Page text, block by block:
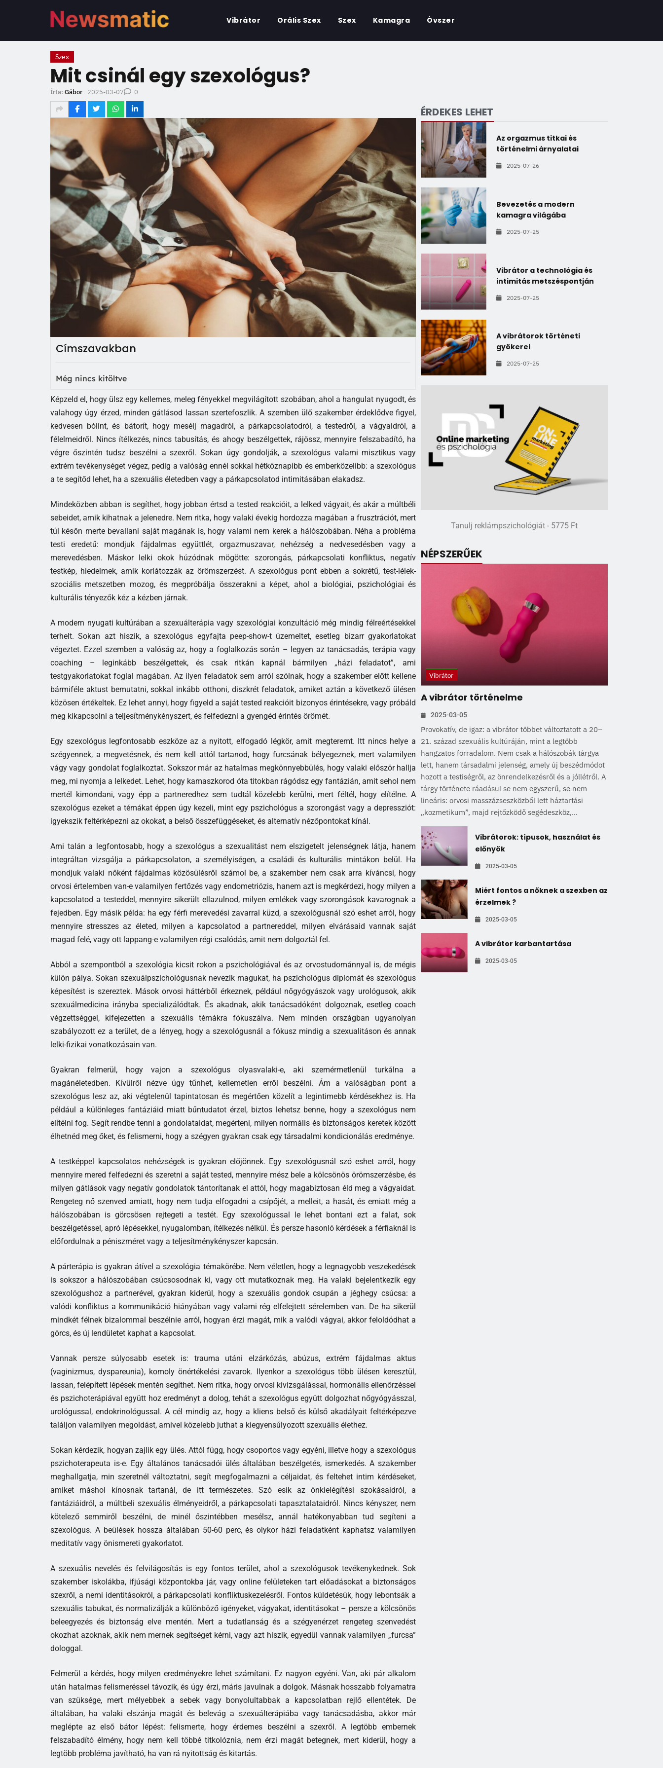
Vibrátor Orális Szex Szex Kamagra Óvszer
Szex
Mit csinál egy szexológus?
Írta: Gábor- 2025-03-07 0
Címszavakban
Még nincs kitöltve
Képzeld el, hogy ülsz egy kellemes, meleg fényekkel megvilágított szobában, ahol a hangulat nyugodt, és
valahogy úgy érzed, minden gátlásod lassan szertefoszlik. A szemben ülő szakember érdeklődve figyel,
kedvesen bólint, és bátorít, hogy mesélj magadról, a párkapcsolatodról, a testedről, a vágyaidról, a
félelmeidről. Nincs ítélkezés, nincs tabusítás, és ahogy beszélgettek, rájössz, mennyire felszabadító, ha
végre őszintén tudsz beszélni a szexről. Sokan úgy gondolják, a szexológus valami misztikus vagy
extrém tevékenységet végez, pedig a valóság ennél sokkal hétköznapibb és emberközelibb: a szexológus
a te segítőd lehet, ha a szexuális életedben vagy a párkapcsolatod intimitásában elakadsz.
Mindeközben abban is segíthet, hogy jobban értsd a tested reakcióit, a lelked vágyait, és akár a múltbéli
sebeidet, amik kihatnak a jelenedre. Nem ritka, hogy valaki évekig hordozza magában a frusztrációt, mert
túl későn merte bevallani saját magának is, hogy valami nem kerek a hálószobában. Néha a probléma
testi eredetű: mondjuk fájdalmas együttlét, orgazmuszavar, nehézség a nedvesedésben vagy a
merevedésben. Máskor lelki okok húzódnak mögötte: szorongás, párkapcsolati konfliktus, negatív
testkép, hiedelmek, amik korlátozzák az örömszerzést. A szexológus pont ebben a sokrétű, test-lélek-
szociális metszetben mozog, és megpróbálja összerakni a képet, ahol a biológiai, pszichológiai és
kulturális tényezők kéz a kézben járnak.
A modern nyugati kultúrában a szexuálterápia vagy szexológiai konzultáció még mindig félreértésekkel
terhelt. Sokan azt hiszik, a szexológus egyfajta peep-show-t üzemeltet, esetleg bizarr gyakorlatokat
végeztet. Ezzel szemben a valóság az, hogy a foglalkozás során – legyen az tanácsadás, terápia vagy
coaching – leginkább beszélgettek, és csak ritkán kapnál bármilyen „házi feladatot”, ami
testgyakorlatokat foglal magában. Az ilyen feladatok sem arról szólnak, hogy a szakember előtt kellene
bármiféle aktust bemutatni, sokkal inkább otthoni, diszkrét feladatok, amiket aztán a következő ülésen
közösen értékeltek. Ez lehet annyi, hogy figyeld a saját tested reakcióit bizonyos érintésekre, vagy próbáld
meg kikapcsolni a teljesítménykényszert, és felfedezni a gyengéd érintés örömét.
Egy szexológus legfontosabb eszköze az a nyitott, elfogadó légkör, amit megteremt. Itt nincs helye a
szégyennek, a megvetésnek, és nem kell attól tartanod, hogy furcsának bélyegeznek, mert valamilyen
vágy vagy gondolat foglalkoztat. Sokszor már az hatalmas megkönnyebbülés, hogy valaki először hallja
meg, mi nyomja a lelkedet. Lehet, hogy kamaszkorod óta titokban rágódsz egy fantázián, amit sehol nem
mertél kimondani, vagy épp a partneredhez sem tudtál közelebb kerülni, mert féltél, hogy elítélne. A
szexológus ezeket a témákat éppen úgy kezeli, mint egy pszichológus a szorongást vagy a depressziót:
igyekszik feltérképezni az okokat, a belső összefüggéseket, és alternatív nézőpontokat kínál.
Ami talán a legfontosabb, hogy a szexológus a szexualitást nem elszigetelt jelenségnek látja, hanem
integráltan vizsgálja a párkapcsolaton, a személyiségen, a családi és kulturális mintákon belül. Ha
mondjuk valaki nőként fájdalmas közösülésről számol be, a szakember nem csak arra kíváncsi, hogy
orvosi értelemben van-e valamilyen fertőzés vagy endometriózis, hanem azt is megkérdezi, hogy milyen a
kapcsolatod a testeddel, mennyire sikerült ellazulnod, milyen emlékek vagy szorongások kavarognak a
fejedben. Egy másik példa: ha egy férfi merevedési zavarral küzd, a szexológusnál szó eshet arról, hogy
mennyire stresszes az életed, milyen a kapcsolatod a partnereddel, milyen elvárásaid vannak saját
magad felé, vagy ott lappang-e valamilyen régi csalódás, amit nem dolgoztál fel.
Abból a szempontból a szexológia kicsit rokon a pszichológiával és az orvostudománnyal is, de mégis
külön pálya. Sokan szexuálpszichológusnak nevezik magukat, ha pszichológus diplomát és szexológus
képesítést is szereztek. Mások orvosi háttérből érkeznek, például nőgyógyászok vagy urológusok, akik
szexuálmedicina irányba specializálódtak. És akadnak, akik tanácsadóként dolgoznak, esetleg coach
végzettséggel, kifejezetten a szexuális témákra fókuszálva. Nem minden országban ugyanolyan
szabályozott ez a terület, de a lényeg, hogy a szexológusnál a fókusz mindig a szexualitáson és annak
lelki-fizikai vonatkozásain van.
Gyakran felmerül, hogy vajon a szexológus olyasvalaki-e, aki szemérmetlenül turkálna a
magánéletedben. Kívülről nézve úgy tűnhet, kellemetlen erről beszélni. Ám a valóságban pont a
szexológus lesz az, aki végtelenül tapintatosan és megértően közelít a legintimebb kérdésekhez is. Ha
például a különleges fantáziáid miatt bűntudatot érzel, biztos lehetsz benne, hogy a szexológus nem
elítélni fog. Segít rendbe tenni a gondolataidat, megérteni, milyen normális és biztonságos keretek között
élhetnéd meg őket, és felismerni, hogy a szégyen gyakran csak egy társadalmi kondicionálás eredménye.
A testképpel kapcsolatos nehézségek is gyakran előjönnek. Egy szexológusnál szó eshet arról, hogy
mennyire mered felfedezni és szeretni a saját tested, mennyire mész bele a kölcsönös örömszerzésbe, és
milyen gátlások vagy negatív gondolatok tántorítanak el attól, hogy magabiztosan éld meg a vágyaidat.
Rengeteg nő szenved amiatt, hogy nem tudja elfogadni a csípőjét, a melleit, a hasát, és emiatt még a
hálószobában is görcsösen rejtegeti a testét. Egy szexológussal le lehet bontani ezt a falat, sok
beszélgetéssel, apró lépésekkel, nyugalomban, ítélkezés nélkül. És persze hasonló kérdések a férfiaknál is
előfordulnak a péniszméret vagy a teljesítménykényszer kapcsán.
A párterápia is gyakran átível a szexológia témakörébe. Nem véletlen, hogy a legnagyobb veszekedések
is sokszor a hálószobában csúcsosodnak ki, vagy ott mutatkoznak meg. Ha valaki bejelentkezik egy
szexológushoz a partnerével, gyakran kiderül, hogy a szexuális gondok csupán a jéghegy csúcsa: a
valódi konfliktus a kommunikáció hiányában vagy valami rég elfelejtett sérelemben van. De ha sikerül
mindkét félnek bizalommal beszélnie arról, hogyan érzi magát, mik a valódi vágyai, akkor feloldódhat a
görcs, és új lendületet kaphat a kapcsolat.
Vannak persze súlyosabb esetek is: trauma utáni elzárkózás, abúzus, extrém fájdalmas aktus
(vaginizmus, dyspareunia), komoly önértékelési zavarok. Ilyenkor a szexológus több ülésen keresztül,
lassan, felépített lépések mentén segíthet. Nem ritka, hogy orvosi kivizsgálással, hormonális ellenőrzéssel
és pszichoterápiával együtt hoz eredményt a dolog, tehát a szexológus együtt dolgozhat nőgyógyásszal,
urológussal, endokrinológussal. A cél mindig az, hogy a kliens belső és külső akadályait feltérképezve
találjon valamilyen megoldást, amivel közelebb juthat a kiegyensúlyozott szexuális élethez.
Sokan kérdezik, hogyan zajlik egy ülés. Attól függ, hogy csoportos vagy egyéni, illetve hogy a szexológus
pszichoterapeuta is-e. Egy általános tanácsadói ülés általában beszélgetés, ismerkedés. A szakember
meghallgatja, min szeretnél változtatni, segít megfogalmazni a céljaidat, és feltehet intim kérdéseket,
amiket máshol kínosnak tartanál, de itt természetes. Szó esik az önkielégítési szokásaidról, a
fantáziáidról, a múltbeli szexuális élményeidről, a párkapcsolati tapasztalataidról. Nincs kényszer, nem
kötelező semmiről beszélni, de minél őszintébben mesélsz, annál hatékonyabban tud segíteni a
szexológus. A beülések hossza általában 50-60 perc, és olykor házi feladatként kaphatsz valamilyen
meditatív vagy önismereti gyakorlatot.
A szexuális nevelés és felvilágosítás is egy fontos terület, ahol a szexológusok tevékenykednek. Sok
szakember iskolákba, ifjúsági központokba jár, vagy online felületeken tart előadásokat a biztonságos
szexről, a nemi identitásokról, a párkapcsolati konfliktuskezelésről. Fontos küldetésük, hogy lebontsák a
szexuális tabukat, és normalizálják a különböző igényeket, vágyakat, identitásokat – persze a kölcsönös
beleegyezés és biztonság elve mentén. Mert a tudatlanság és a szégyenérzet rengeteg szenvedést
okozhat azoknak, akik nem mernek segítséget kérni, vagy azt hiszik, egyedül vannak valamilyen „furcsa”
dologgal.
Felmerül a kérdés, hogy milyen eredményekre lehet számítani. Ez nagyon egyéni. Van, aki pár alkalom
után hatalmas felismeréssel távozik, és úgy érzi, máris javulnak a dolgok. Másnak hosszabb folyamatra
van szüksége, mert mélyebbek a sebek vagy bonyolultabbak a kapcsolatban rejlő ellentétek. De
általában, ha valaki elszánja magát és belevág a szexuálterápiába vagy tanácsadásba, akkor már
meglépte az első bátor lépést: felismerte, hogy érdemes beszélni a szexről. A legtöbb embernek
felszabadító élmény, hogy nem kell többé titkolóznia, nem érzi magát betegnek, mert kiderül, hogy a
legtöbb probléma javítható, ha van rá nyitottság és kitartás.
ÉRDEKES LEHET
Az orgazmus titkai és
történelmi árnyalatai
2025-07-26
Bevezetés a modern
kamagra világába
2025-07-25
Vibrátor a technológia és
intimitás metszéspontján
2025-07-25
A vibrátorok történeti
gyökerei
2025-07-25
Tanulj reklámpszichológiát - 5775 Ft
NÉPSZERŰEK
Vibrátor
A vibrátor történelme
2025-03-05
Provokatív, de igaz: a vibrátor többet változtatott a 20–
21. század szexuális kultúráján, mint a legtöbb
hangzatos forradalom. Nem csak a hálószobák tárgya
lett, hanem társadalmi jelenség, amely új beszédmódot
hozott a testiségről, az önrendelkezésről és a jóllétről. A
tárgy története ráadásul se nem egyszerű, se nem
lineáris: orvosi masszázseszközből lett háztartási
„kozmetikum”, majd rejtőzködő segédeszköz,...
Vibrátorok: típusok, használat és
előnyök
2025-03-05
Miért fontos a nőknek a szexben az
érzelmek ?
2025-03-05
A vibrátor karbantartása
2025-03-05